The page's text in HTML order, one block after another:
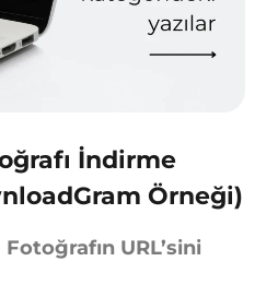
İndirme
Örneği)
URL’sini